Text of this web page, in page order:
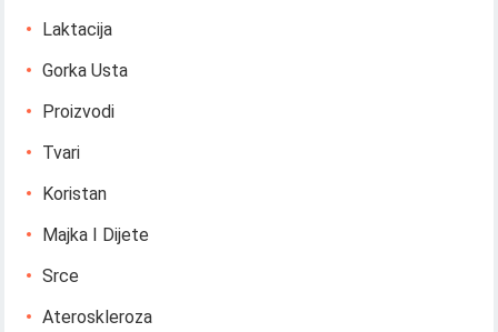
Laktacija
Gorka Usta
Proizvodi
Tvari
Koristan
Majka I Dijete
Srce
Ateroskleroza